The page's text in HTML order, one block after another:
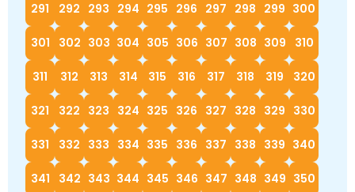
291 292 293 294 295 296 297 298 299 300
301 302 303 304 305 306 307 308 309 310
311 312 313 314 315 316 317 318 319 320
321 322 323 324 325 326 327 328 329 330
331 332 333 334 335 336 337 338 339 340
341 342 343 344 345 346 347 348 349 350